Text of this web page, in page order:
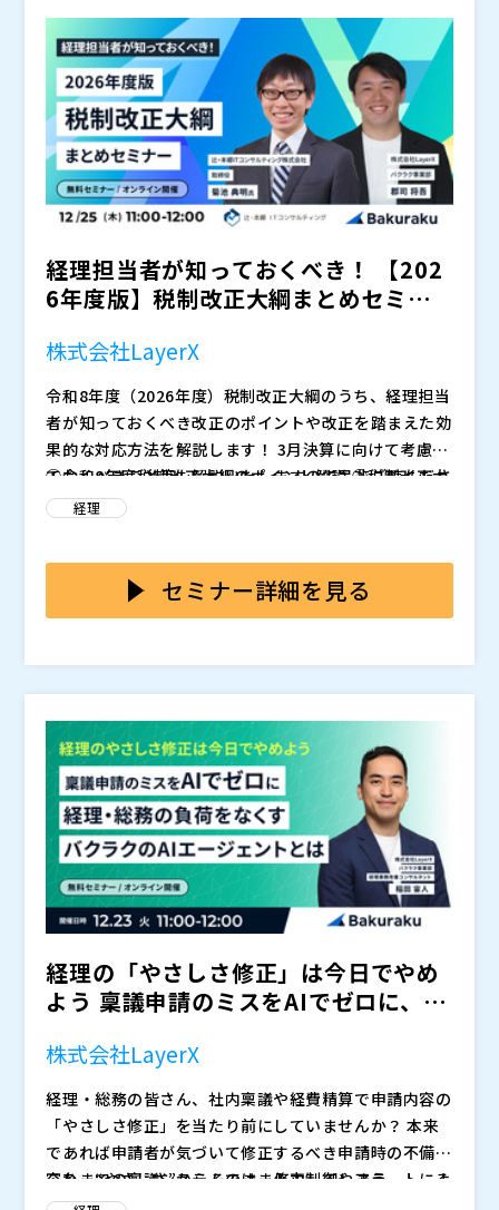
変革） ・「電子化」・「デジタル化」で終わらないた
めのチェックポイント ・電子化で止まらず、AIを活用
した業務プロセスの最適化を実現する方法 ・バクラクA
Iを活用した具体的な経理業務のBefore / After
これから業務効率化を考えていきたい方へ、真のDXを
実現するための最新情報をぜひこの機会にご確認くださ
い。
株式会社LayerX バクラク事業部 マーケティング部
2021年よりLayerXにて、バクラクサービスの営業担当
として、500社以上の企業様への業務効率化提案活動に
従事。現在はマーケティング部門にて、皆様の業務効率
化に寄与できるようなセミナーの企画運営を推進。
※お申し込みフォームに入力後、視聴情報が記載された
メールが届かない方はお手数ですが、（）までご連絡く
ださい。
スマートキャンプ株式会社（
株式会社オープンソース活用研究所（）
マジセミ株式会社（）
※共催、協賛、協力、講演企業は将来的に追加、削除さ
れる可能性があります。
経理担当者が知っておくべき！ 【202
6年度版】税制改正大綱まとめセミナ
株式会社LayerX
令和8年度（2026年度）税制改正大綱のうち、経理担当
者が知っておくべき改正のポイントや改正を踏まえた効
果的な対応方法を解説します！ 3月決算に向けて考慮し
ておくべきこと等も解説いたしますので是非ご覧くださ
い。
①令和8年度税制改正大綱のポイント解説 ②税制改正大
綱を踏まえた実務上の留意点 ③ソリューションのご紹
2012年辻・本郷 税理士法人大阪支部に入社。株式会社
のほか医療法人、社会福祉法人、公益法人等の税務・会
コンサルティングも担当。2015年より経営企画室に所
属し、クライアントのクラウド会計の導入やDXの推進
などにも携わる。2021年よりDX事業推進室担当。同年
12月辻・本郷 ITコンサルティング株式会社 取締役就
任。多くのセミナー講師も務める。
21年よりLayerXにて、バクラクサービスの営業担当と
して、500社以上の企業様への業務効率化提案活動に従
事。現在はマーケティング部門にて、皆様の業務効率化
に寄与できるようなセミナーの企画運営を推進。
※お申し込みフォームに入力後、視聴情報が記載された
メールが届かない方はお手数ですが、（
）までご連絡く
ださい。
株式会社LayerX（）
辻・本郷ITコンサルティング株式会社（
）
スマートキャンプ株式会社（）
株式会社オープンソース活用研究所（ ）
マジセミ株式会社（）
※共催、協賛、協力、講演企業は将来的に追加、削除さ
れる可能性があります。
経理
セミナー詳細を見る
経理の「やさしさ修正」は今日でやめ
よう 稟議申請のミスをAIでゼロに、経
株式会社LayerX
経理・総務の皆さん、社内稟議や経費精算で申請内容の
「やさしさ修正」を当たり前にしていませんか？ 本来
であれば申請者が気づいて修正するべき申請時の不備内
容を、“やさしさ”からそのまま修正してしまう——。 そ
これまでの稟議システムでは、入力制御やアラートによ